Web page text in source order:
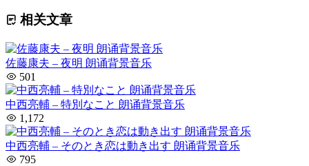
相关文章
佐藤康夫 – 夜明 朗诵背景音乐
501
中西亮輔 – 特別なこと 朗诵背景音乐
1,172
中西亮輔 – そのとき恋は動き出す 朗诵背景音乐
795